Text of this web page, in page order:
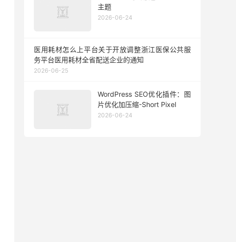
主题
2026-06-24
医用耗材怎么上平台关于开放调整浙江医保公共服
务平台医用耗材全省配送企业的通知
2026-06-25
WordPress SEO优化插件：图
片优化加压缩-Short Pixel
2026-06-24